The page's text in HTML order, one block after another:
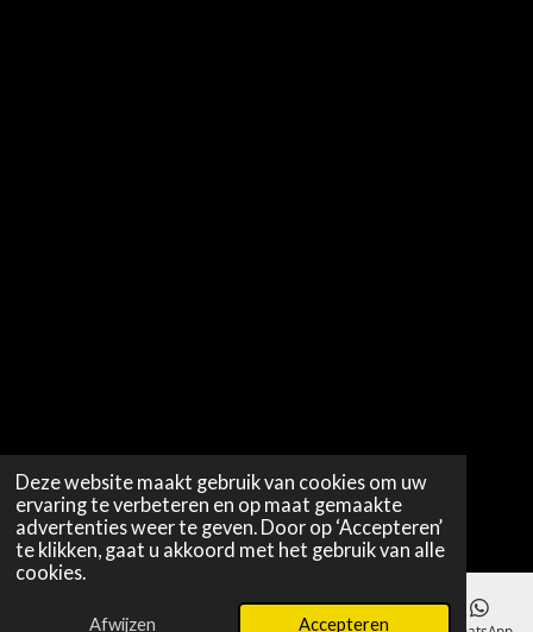
Deze website maakt gebruik van cookies om uw
ervaring te verbeteren en op maat gemaakte
advertenties weer te geven. Door op ‘Accepteren’
te klikken, gaat u akkoord met het gebruik van alle
cookies.
Afwijzen Accepteren